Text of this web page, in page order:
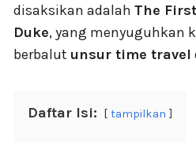
disaksikan adalah The
Duke, yang menyuguhkan
berbalut unsur time travel
Daftar Isi: tampilkan